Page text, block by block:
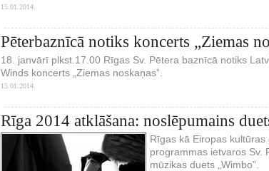
15.01.2014.
Pēterbaznīcā notiks koncerts „Ziemas
18. janvārī plkst.17.00 Rīgas Sv. Pētera baznīcā notiks
Winds koncerts „Ziemas noskaņas”.
15.01.2014.
Rīga 2014 atklāšana: noslēpumains
Rīgas kā Eiropas
programmas ietvaros Sv.
mūzikas duets „Wimbo”.